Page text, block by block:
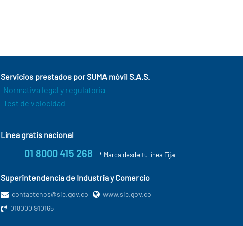
Servicios prestados por SUMA móvil S.A.S.
Normativa legal y regulatoria
Test de velocidad
Línea gratis nacional
01 8000 415 268 * Marca desde tu línea Fija
Superintendencia de Industria y Comercio
contactenos@sic.gov.co
www.sic.gov.co
018000 910165